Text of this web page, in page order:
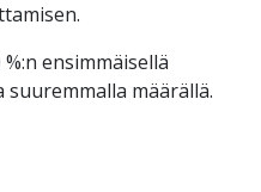
ensimmäisellä
määrällä.